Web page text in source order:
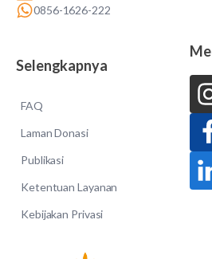
0856-1626-222
Selengkapnya
FAQ
Laman Donasi
Publikasi
Ketentuan Layanan
Kebijakan Privasi